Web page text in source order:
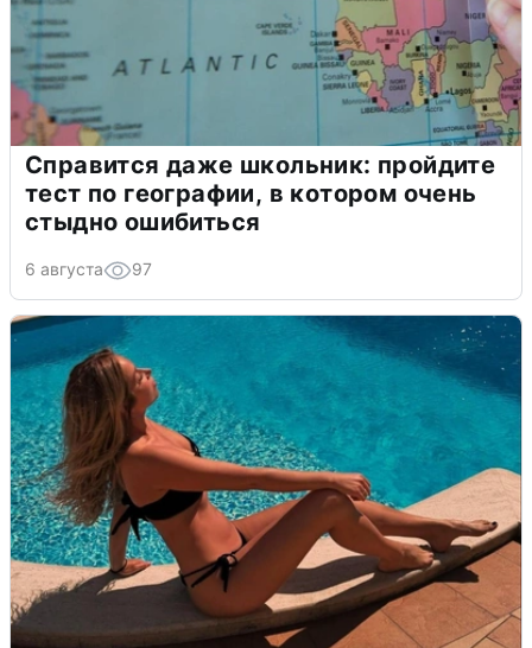
Справится даже школьник: пройдите
тест по географии, в котором очень
стыдно ошибиться
6 августа 97